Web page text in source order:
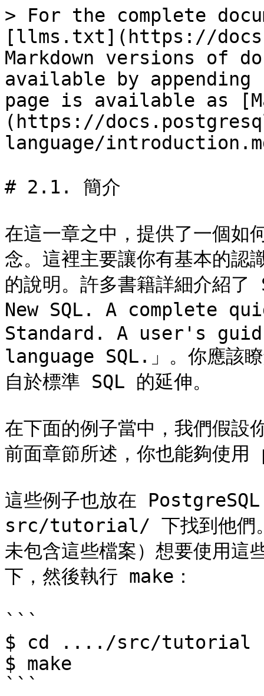
> For the complete
[llms.txt](https://
Markdown versions of
available by
page is available as
(https://
language/
# 2.1. 簡介
在這一章之中，提供了一個如
念。這裡主要讓你有基本的認
的說明。許多書籍詳細介紹
New SQL. A complete
Standard. A user's
language SQL.」。你應該
自於標準 SQL 的延伸。
在下面的例子當中，我們假設
前面章節所述，你也能夠使
這些例子也放在
src/tutorial/ 下找到他們。
未包含這些檔案）想要使用這
下，然後執行 make：
```
$ cd ..../src/tutorial
$ make
```